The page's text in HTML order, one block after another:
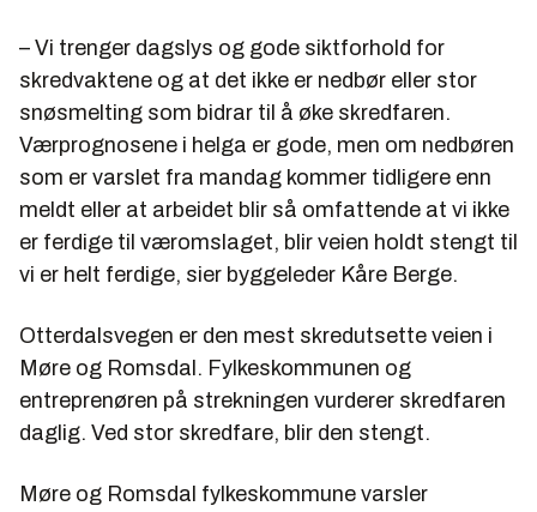
– Vi trenger dagslys og gode siktforhold for
skredvaktene og at det ikke er nedbør eller stor
snøsmelting som bidrar til å øke skredfaren.
Værprognosene i helga er gode, men om nedbøren
som er varslet fra mandag kommer tidligere enn
meldt eller at arbeidet blir så omfattende at vi ikke
er ferdige til væromslaget, blir veien holdt stengt til
vi er helt ferdige, sier byggeleder Kåre Berge.
Otterdalsvegen er den mest skredutsette veien i
Møre og Romsdal. Fylkeskommunen og
entreprenøren på strekningen vurderer skredfaren
daglig. Ved stor skredfare, blir den stengt.
Møre og Romsdal fylkeskommune varsler